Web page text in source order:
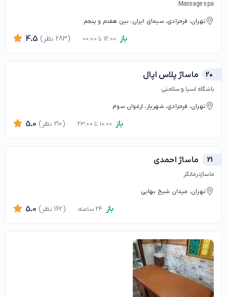
Massage spa
تهران، فرحزادی، سیمای ایران، بین هفتم و پنجم
باز 4.5 (283 نظر)
20 ماساژ پلاس اپال
باشگاه اسپا و سلامتی
تهران، فرحزادی، شهریار، ارغوان سوم
باز 5.0 (210 نظر)
21 ماساژ احمدی
ماساژدرمانگر
تهران، میدان شیخ بهایی
باز 5.0 (162 نظر)